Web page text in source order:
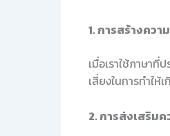
1. การสร้างควา
เมื่อเราใช้ภาษาที่
เสี่ยงในการทำให้
2. การส่งเสริม